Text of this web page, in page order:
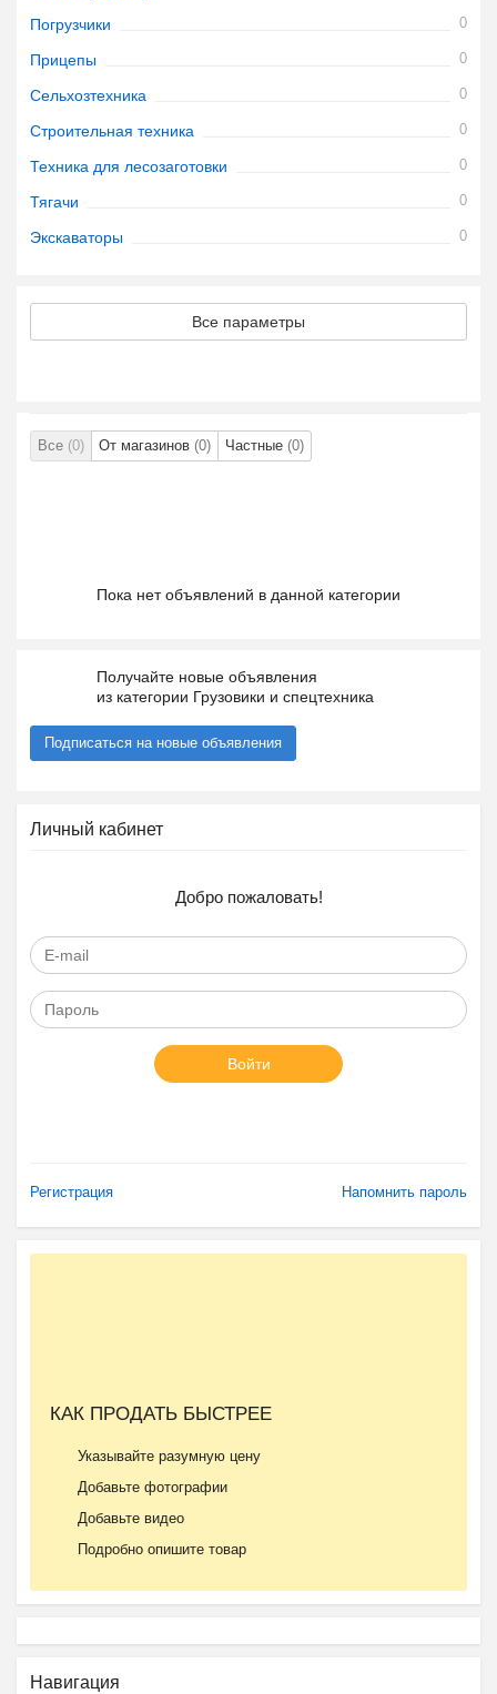
Погрузчики 0
Прицепы 0
Сельхозтехника 0
Строительная техника 0
Техника для лесозаготовки 0
Тягачи 0
Экскаваторы 0
Все параметры
Все (0) От магазинов (0) Частные (0)
Пока нет объявлений в данной категории
Получайте новые объявления
из категории Грузовики и спецтехника
Подписаться на новые объявления
Личный кабинет
Добро пожаловать!
Войти
Регистрация Напомнить пароль
КАК ПРОДАТЬ БЫСТРЕЕ
Указывайте разумную цену
Добавьте фотографии
Добавьте видео
Подробно опишите товар
Навигация